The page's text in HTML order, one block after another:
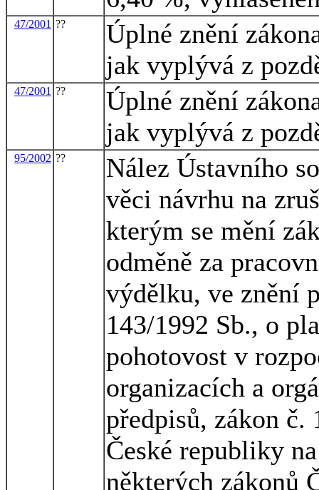
47/2001 ??
Úplné znění
jak vyplývá z
47/2001 ??
Úplné znění
jak vyplývá z
95/2002 ??
Nález Ústavního
věci návrhu na
kterým se mění
odměně za
výdělku, ve znění
143/1992 Sb., o
pohotovost v
organizacích a
předpisů, zákon č.
České republiky
některých zákonů